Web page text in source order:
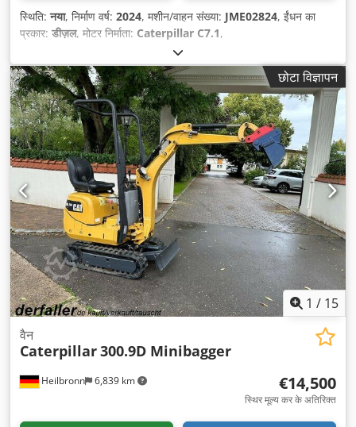
स्थिति:नया, निर्माण वर्ष: 2024, मशीन/वाहन संख्या: JME02824, ईंधन का
प्रकार: डीज़ल, मोटर निर्माता: Caterpillar C7.1,
छोटा विज्ञापन
1 / 15
Heilbronn 6,839 km
वैन
Caterpillar300.9D Minibagger
€14,500
स्थिर मूल्य कर के अतिरिक्त